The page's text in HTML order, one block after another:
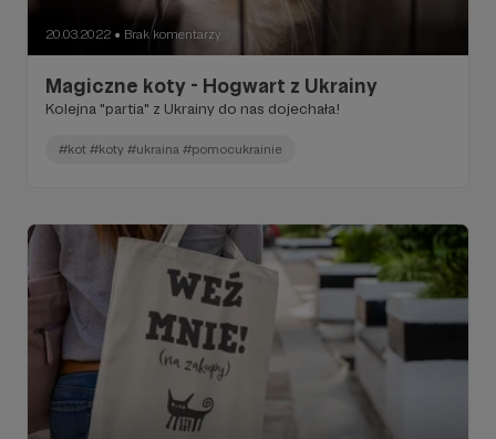
20.03.2022 ● Brak komentarzy
Magiczne koty - Hogwart z Ukrainy
Kolejna "partia" z Ukrainy do nas dojechała!
#kot #koty #ukraina #pomocukrainie